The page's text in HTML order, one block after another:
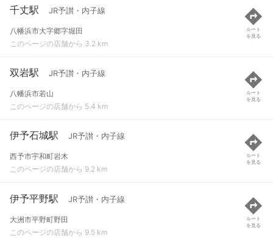
千丈駅 JR予讃・内子線
八幡浜市大字郷字堀田
このページの店舗から 3.2 km
ルート
を見る
双岩駅 JR予讃・内子線
八幡浜市若山
このページの店舗から 5.4 km
ルート
を見る
伊予石城駅 JR予讃・内子線
西予市宇和町岩木
このページの店舗から 9.2 km
ルート
を見る
伊予平野駅 JR予讃・内子線
大洲市平野町野田
このページの店舗から 9.5 km
ルート
を見る